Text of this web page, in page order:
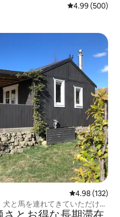
レビュー500
4.99 (500)
レビュー132
4.98 (132)
と馬を連れてきていただけま